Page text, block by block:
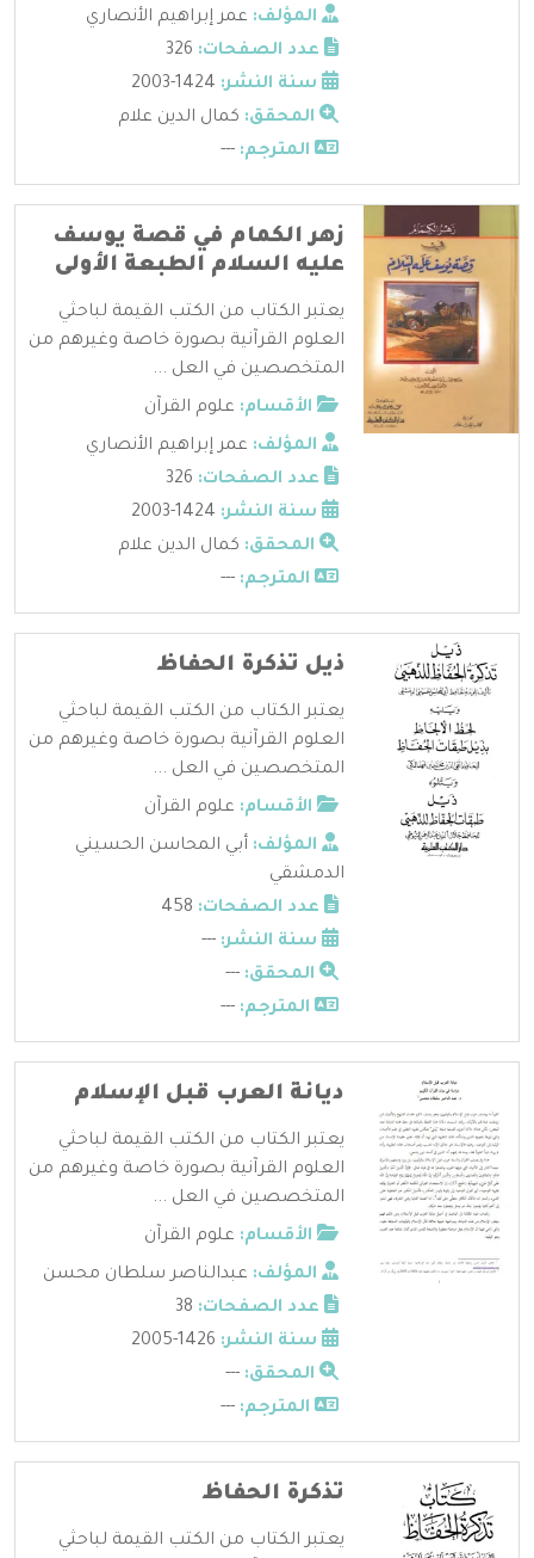
المؤلف: عمر إبراهيم الأنصاري
عدد الصفحات:
سنة النشر:
المحقق: كمال الدين علام
المترجم: ---
زهر الكمام في قصة يوسف
عليه السلام الطبعة الأولى
يعتبر الكتاب من الكتب القيمة لباحثي
العلوم القرآنية بصورة خاصة وغيرهم من
المتخصصين في العل ...
الأقسام: علوم القرآن
المؤلف: عمر إبراهيم الأنصاري
عدد الصفحات:
سنة النشر:
المحقق: كمال الدين علام
المترجم: ---
ذيل تذكرة الحفاظ
يعتبر الكتاب من الكتب القيمة لباحثي
العلوم القرآنية بصورة خاصة وغيرهم من
المتخصصين في العل ...
الأقسام: علوم القرآن
المؤلف: أبي المحاسن الحسيني
الدمشقي
عدد الصفحات:
سنة النشر: ---
المحقق: ---
المترجم: ---
ديانة العرب قبل الإسلام
يعتبر الكتاب من الكتب القيمة لباحثي
العلوم القرآنية بصورة خاصة وغيرهم من
المتخصصين في العل ...
الأقسام: علوم القرآن
المؤلف: عبدالناصر سلطان محسن
عدد الصفحات:
سنة النشر:
المحقق: ---
المترجم: ---
تذكرة الحفاظ
يعتبر الكتاب من الكتب القيمة لباحثي